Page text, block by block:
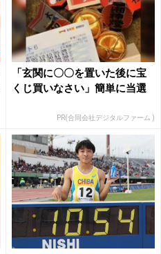
「玄関に〇〇を置いた後に宝
くじ買いなさい」簡単に当選
PR(合同会社デジタルファーム )